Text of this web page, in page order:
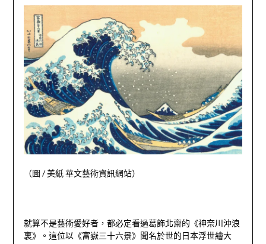
（圖 /美紙 華文藝術資訊網站）
就算不是藝術愛好者，都必定看過葛飾北齋的《神奈川沖浪
裏》。這位以《富嶽三十六景》聞名於世的日本浮世繪大